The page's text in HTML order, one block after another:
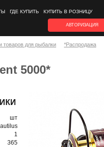
ГДЕ КУПИТЬ КУПИТЬ В РОЗНИЦУ
АВТОРИЗАЦИЯ
товаров для рыбалки *Распродажа
5000*
шт
1
365